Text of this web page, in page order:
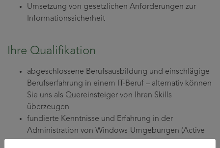
Umsetzung von gesetzlichen Anforderungen zur
Informationssicherheit
Ihre Qualifikation
abgeschlossene Berufsausbildung und einschlägige
Berufserfahrung in einem IT-Beruf – alternativ können
Sie uns als Quereinsteiger von Ihren Skills
überzeugen
fundierte Kenntnisse und Erfahrung in der
Administration von Windows-Umgebungen (Active